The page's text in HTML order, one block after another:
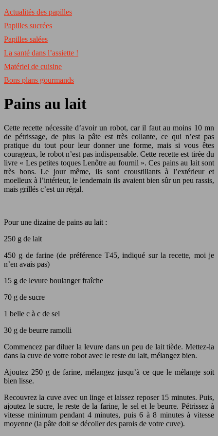
Actualités des papilles
Papilles sucrées
Papilles salées
La santé dans l’assiette !
Matériel de cuisine
Bons plans gourmands
Pains au lait
Cette recette nécessite d’avoir un robot, car il faut au moins 10 mn
de pétrissage, de plus la pâte est très collante, ce qui n’est pas
pratique du tout pour leur donner une forme, mais si vous êtes
courageux, le robot n’est pas indispensable. Cette recette est tirée du
livre « Les petites toques Lenôtre au fournil ». Ces pains au lait sont
très bons. Le jour même, ils sont croustillants à l’extérieur et
moelleux à l’intérieur, le lendemain ils avaient bien sûr un peu rassis,
mais grillés c’est un régal.
Pour une dizaine de pains au lait :
250 g de lait
450 g de farine (de préférence T45, indiqué sur la recette, moi je
n’en avais pas)
15 g de levure boulanger fraîche
70 g de sucre
1 belle c à c de sel
30 g de beurre ramolli
Commencez par diluer la levure dans un peu de lait tiède. Mettez-la
dans la cuve de votre robot avec le reste du lait, mélangez bien.
Ajoutez 250 g de farine, mélangez jusqu’à ce que le mélange soit
bien lisse.
Recouvrez la cuve avec un linge et laissez reposer 15 minutes. Puis,
ajoutez le sucre, le reste de la farine, le sel et le beurre. Pétrissez à
vitesse minimum pendant 4 minutes, puis 6 à 8 minutes à vitesse
moyenne (la pâte doit se décoller des parois de votre cuve).